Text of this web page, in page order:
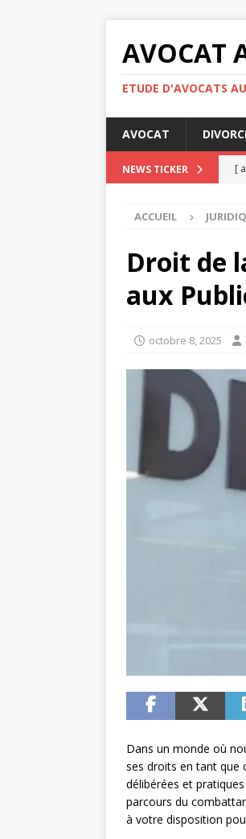
AVOCAT
ETUDE D'AVOCATS
AVOCAT
NEWS TICKER [
[
[
ACCUEIL
Droit de
aux
octobre 8, 2025
Dans un monde où
ses droits en tant que
délibérées et
parcours du
à votre disposition